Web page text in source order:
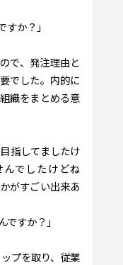
すか？」
で、発注理由と
でした。内的に
織をまとめる意
指してましたけ
でしたけどね
がすごい出来あ
すか？」
プを取り、従業